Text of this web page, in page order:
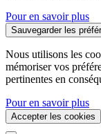
Pour en savoir plus
Sauvegarder les
Nous utilisons les
mémoriser vos
pertinentes en
Pour en savoir plus
Accepter les cookies